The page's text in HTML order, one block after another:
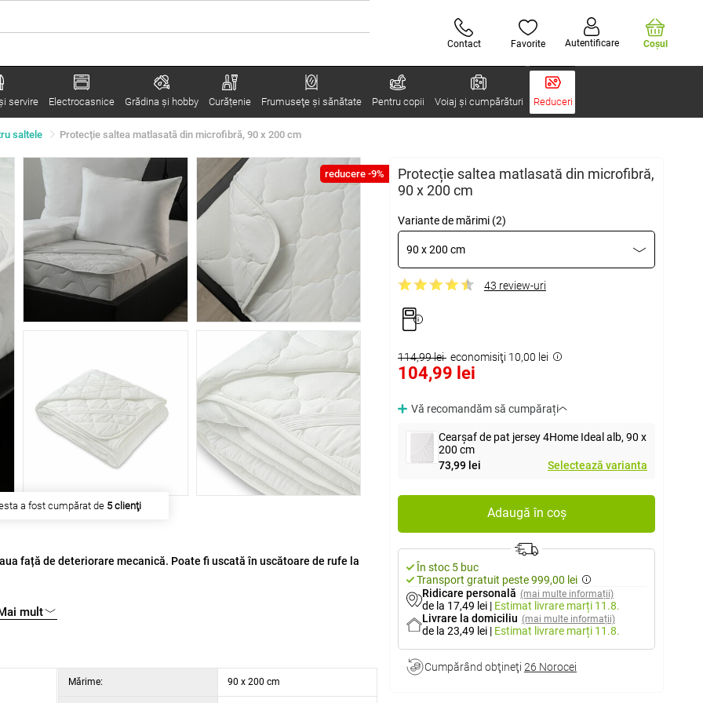
Contact Favorite Autentificare Coşul
servire Electrocasnice Grădina şi hobby Curățenie Frumuseţe şi sănătate Pentru copii Voiaj și cumpărături Reduceri
saltele Protecție saltea matlasată din microfibră, 90 x 200 cm
reducere -9%
a fost cumpărat de 5 clienţi
Protecție saltea matlasată din microfibră,
90 x 200 cm
Variante de mărimi (2)
90 x 200 cm
43 review-uri
114,99 lei economisiţi 10,00 lei
104,99 lei
Vă recomandăm să cumpărați
Cearșaf de pat jersey 4Home Ideal alb, 90 x
200 cm
73,99 lei
Selectează varianta
Adaugă în coș
În stoc 5 buc
Transport gratuit peste 999,00 lei
Ridicare personală (mai multe informații)
de la 17,49 lei | Estimat livrare marți 11.8.
Livrare la domiciliu (mai multe informații)
de la 23,49 lei | Estimat livrare marți 11.8.
Cumpărând obţineţi 26 Norocei
față de deteriorare mecanică. Poate fi uscată în uscătoare de rufe la
dublă față de normal. Umplutura din microfibră este din material de
poliester de 100%. Protecție de saltea este prevăzută cu benzi elastice
matlasată prin pătrate pe toată suprafața. Acesastă modalitate de
umiditatea.
mult
Mărime: 90 x 200 cm